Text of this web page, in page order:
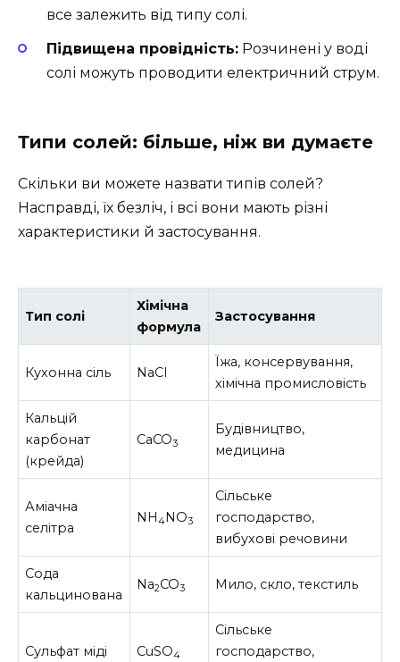
все залежить від типу солі.
Підвищена провідність: Розчинені у воді
солі можуть проводити електричний струм.
Типи солей: більше, ніж ви думаєте
Скільки ви можете назвати типів солей?
Насправді, їх безліч, і всі вони мають різні
характеристики й застосування.
Тип солі
Хімічна
формула
Застосування
Кухонна сіль NaCl
Їжа, консервування,
хімічна промисловість
Кальцій
карбонат
(крейда)
CaCO3
Будівництво,
медицина
Аміачна
селітра
NH4NO3
Сільське
господарство,
вибухові речовини
Сода
кальцинована
Na2CO3 Мило, скло, текстиль
Сульфат міді CuSO4
Сільське
господарство,